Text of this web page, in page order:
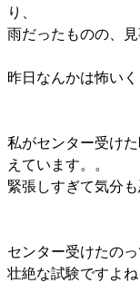
り、
雨だったものの、
昨日なんかは怖い
私がセンター受け
えています。。
緊張しすぎて気分
センター受けたの
壮絶な試験ですよね